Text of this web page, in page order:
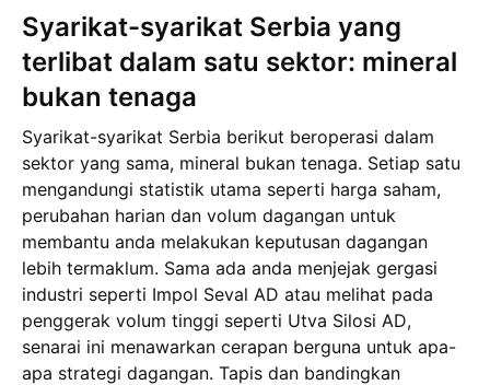
Syarikat-syarikat Serbia yang
terlibat dalam satu sektor: mineral
bukan tenaga
Syarikat-syarikat Serbia berikut beroperasi dalam
sektor yang sama, mineral bukan tenaga. Setiap satu
mengandungi statistik utama seperti harga saham,
perubahan harian dan volum dagangan untuk
membantu anda melakukan keputusan dagangan
lebih termaklum. Sama ada anda menjejak gergasi
industri seperti Impol Seval AD atau melihat pada
penggerak volum tinggi seperti Utva Silosi AD,
senarai ini menawarkan cerapan berguna untuk apa-
apa strategi dagangan. Tapis dan bandingkan